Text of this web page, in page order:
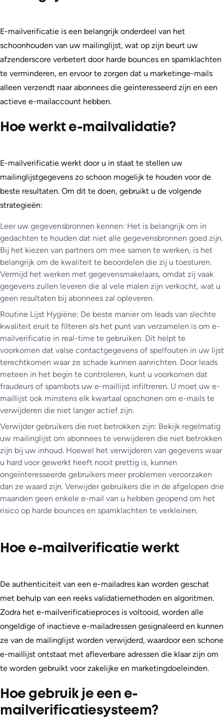
E-mailverificatie is een belangrijk onderdeel van het
schoonhouden van uw mailinglijst, wat op zijn beurt uw
afzenderscore verbetert door harde bounces en spamklachten
te verminderen, en ervoor te zorgen dat u marketinge-mails
alleen verzendt naar abonnees die geïnteresseerd zijn en een
actieve e-mailaccount hebben.
Hoe werkt e-mailvalidatie?
E-mailverificatie werkt door u in staat te stellen uw
mailinglijstgegevens zo schoon mogelijk te houden voor de
beste resultaten. Om dit te doen, gebruikt u de volgende
strategieën:
Leer uw gegevensbronnen kennen: Het is belangrijk om in
gedachten te houden dat niet alle gegevensbronnen goed zijn.
Bij het kiezen van partners om mee samen te werken, is het
belangrijk om de kwaliteit te beoordelen die zij u toesturen.
Vermijd het werken met gegevensmakelaars, omdat zij vaak
gegevens zullen leveren die al vele malen zijn verkocht, wat u
geen resultaten bij abonnees zal opleveren.
Routine Lijst Hygiëne: De beste manier om leads van slechte
kwaliteit eruit te filteren als het punt van verzamelen is om e-
mailverificatie in real-time te gebruiken. Dit helpt te
voorkomen dat valse contactgegevens of spelfouten in uw lijst
terechtkomen waar ze schade kunnen aanrichten. Door leads
meteen in het begin te controleren, kunt u voorkomen dat
fraudeurs of spambots uw e-maillijst infiltreren. U moet uw e-
maillijst ook minstens elk kwartaal opschonen om e-mails te
verwijderen die niet langer actief zijn.
Verwijder gebruikers die niet betrokken zijn: Bekijk regelmatig
uw mailinglijst om abonnees te verwijderen die niet betrokken
zijn bij uw inhoud. Hoewel het verwijderen van gegevens waar
u hard voor gewerkt heeft nooit prettig is, kunnen
ongeïnteresseerde gebruikers meer problemen veroorzaken
dan ze waard zijn. Verwijder gebruikers die in de afgelopen drie
maanden geen enkele e-mail van u hebben geopend om het
risico op harde bounces en spamklachten te verkleinen.
Hoe e-mailverificatie werkt
De authenticiteit van een e-mailadres kan worden geschat
met behulp van een reeks validatiemethoden en algoritmen.
Zodra het e-mailverificatieproces is voltooid, worden alle
ongeldige of inactieve e-mailadressen gesignaleerd en kunnen
ze van de mailinglijst worden verwijderd, waardoor een schone
e-maillijst ontstaat met afleverbare adressen die klaar zijn om
te worden gebruikt voor zakelijke en marketingdoeleinden.
Hoe gebruik je een e-
mailverificatiesysteem?